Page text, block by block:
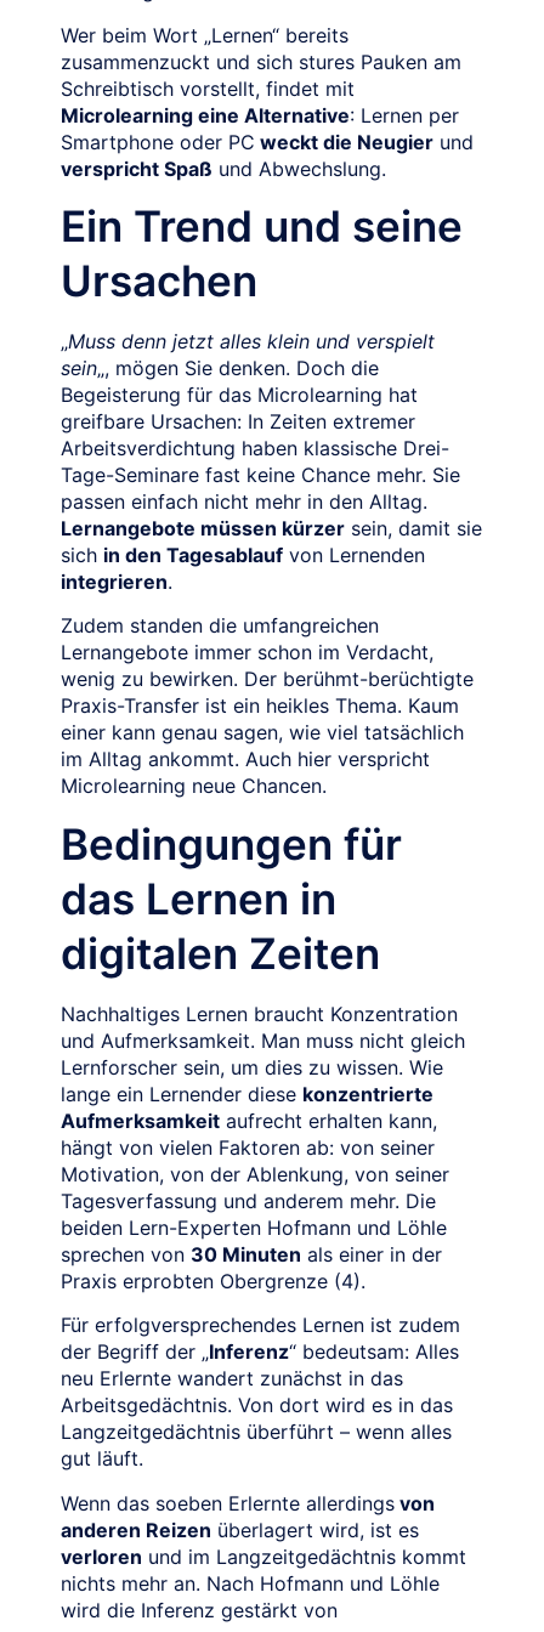
Wer beim Wort „Lernen“ bereits
zusammenzuckt und sich stures Pauken am
Schreibtisch vorstellt, findet mit
Microlearning eine Alternative: Lernen per
Smartphone oder PC weckt die Neugier und
verspricht Spaß und Abwechslung.
Ein Trend und seine
Ursachen
„Muss denn jetzt alles klein und verspielt
sein„, mögen Sie denken. Doch die
Begeisterung für das Microlearning hat
greifbare Ursachen: In Zeiten extremer
Arbeitsverdichtung haben klassische Drei-
Tage-Seminare fast keine Chance mehr. Sie
passen einfach nicht mehr in den Alltag.
Lernangebote müssen kürzer sein, damit sie
sich in den Tagesablauf von Lernenden
integrieren.
Zudem standen die umfangreichen
Lernangebote immer schon im Verdacht,
wenig zu bewirken. Der berühmt-berüchtigte
Praxis-Transfer ist ein heikles Thema. Kaum
einer kann genau sagen, wie viel tatsächlich
im Alltag ankommt. Auch hier verspricht
Microlearning neue Chancen.
Bedingungen für
das Lernen in
digitalen Zeiten
Nachhaltiges Lernen braucht Konzentration
und Aufmerksamkeit. Man muss nicht gleich
Lernforscher sein, um dies zu wissen. Wie
lange ein Lernender diese konzentrierte
Aufmerksamkeit aufrecht erhalten kann,
hängt von vielen Faktoren ab: von seiner
Motivation, von der Ablenkung, von seiner
Tagesverfassung und anderem mehr. Die
beiden Lern-Experten Hofmann und Löhle
sprechen von 30 Minuten als einer in der
Praxis erprobten Obergrenze (4).
Für erfolgversprechendes Lernen ist zudem
der Begriff der „Inferenz“ bedeutsam: Alles
neu Erlernte wandert zunächst in das
Arbeitsgedächtnis. Von dort wird es in das
Langzeitgedächtnis überführt – wenn alles
gut läuft.
Wenn das soeben Erlernte allerdings von
anderen Reizen überlagert wird, ist es
verloren und im Langzeitgedächtnis kommt
nichts mehr an. Nach Hofmann und Löhle
wird die Inferenz gestärkt von